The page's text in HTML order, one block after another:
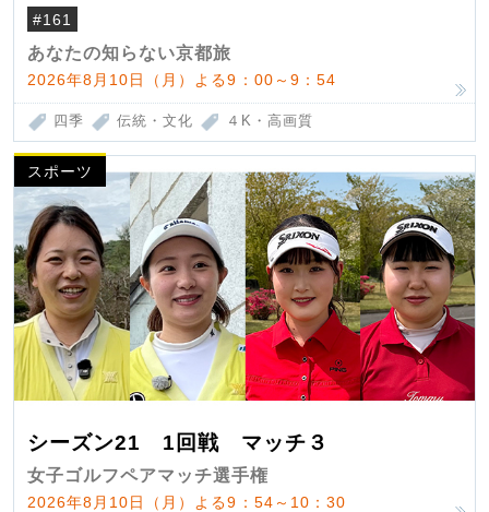
#161
あなたの知らない京都旅
2026年8月10日（月）よる9：00～9：54
四季 伝統・文化 ４K・高画質
スポーツ
シーズン21 1回戦 マッチ３
女子ゴルフペアマッチ選手権
2026年8月10日（月）よる9：54～10：30